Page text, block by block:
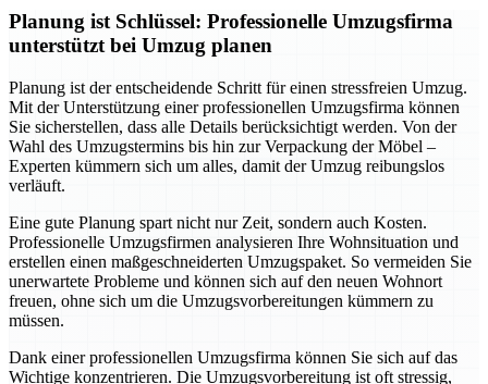
Planung ist Schlüssel: Professionelle Umzugsfirma
unterstützt bei Umzug planen
Planung ist der entscheidende Schritt für einen stressfreien Umzug.
Mit der Unterstützung einer professionellen Umzugsfirma können
Sie sicherstellen, dass alle Details berücksichtigt werden. Von der
Wahl des Umzugstermins bis hin zur Verpackung der Möbel –
Experten kümmern sich um alles, damit der Umzug reibungslos
verläuft.
Eine gute Planung spart nicht nur Zeit, sondern auch Kosten.
Professionelle Umzugsfirmen analysieren Ihre Wohnsituation und
erstellen einen maßgeschneiderten Umzugspaket. So vermeiden Sie
unerwartete Probleme und können sich auf den neuen Wohnort
freuen, ohne sich um die Umzugsvorbereitungen kümmern zu
müssen.
Dank einer professionellen Umzugsfirma können Sie sich auf das
Wichtige konzentrieren. Die Umzugsvorbereitung ist oft stressig,